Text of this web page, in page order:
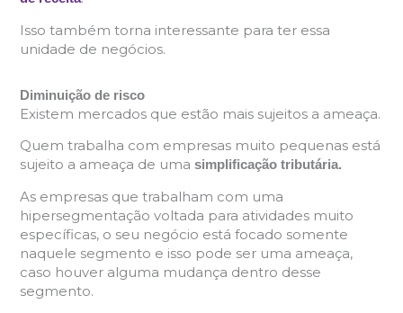
Isso também torna interessante para ter essa
unidade de negócios.
Diminuição de risco
Existem mercados que estão mais sujeitos a ameaça.
Quem trabalha com empresas muito pequenas está
sujeito a ameaça de uma simplificação tributária.
As empresas que trabalham com uma
hipersegmentação voltada para atividades muito
específicas, o seu negócio está focado somente
naquele segmento e isso pode ser uma ameaça,
caso houver alguma mudança dentro desse
segmento.